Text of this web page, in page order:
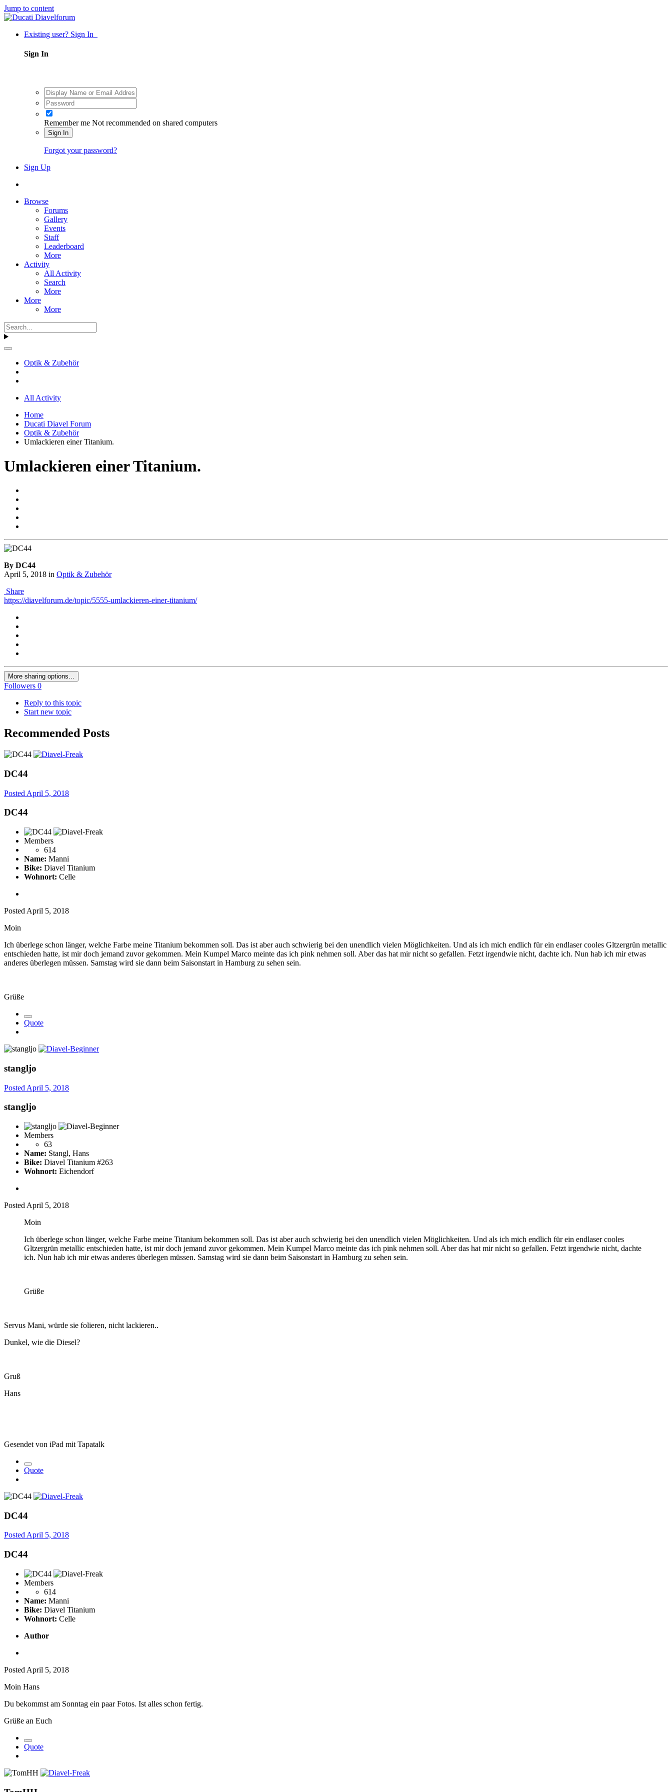
Jump to content
Existing user? Sign In
Sign In
Remember me Not recommended on shared computers
Sign In
Forgot your password?
Sign Up
Browse
Forums
Gallery
Events
Staff
Leaderboard
More
Activity
All Activity
Search
More
More
More
Optik & Zubehör
All Activity
Home
Ducati Diavel Forum
Optik & Zubehör
Umlackieren einer Titanium.
Umlackieren einer Titanium.
By DC44
April 5, 2018 in Optik & Zubehör
Share
https://diavelforum.de/topic/5555-umlackieren-einer-titanium/
More sharing options...
Followers 0
Reply to this topic
Start new topic
Recommended Posts
DC44
Posted April 5, 2018
DC44
Members
614
Name: Manni
Bike: Diavel Titanium
Wohnort: Celle
Posted April 5, 2018
Moin
Ich überlege schon länger, welche Farbe meine Titanium bekommen soll. Das ist aber auch schwierig bei den unendlich vielen Möglichkeiten. Und als ich mich endlich für ein endlaser cooles Gltzergrün metallic
entschieden hatte, ist mir doch jemand zuvor gekommen. Mein Kumpel Marco meinte das ich pink nehmen soll. Aber das hat mir nicht so gefallen. Fetzt irgendwie nicht, dachte ich. Nun hab ich mir etwas
anderes überlegen müssen. Samstag wird sie dann beim Saisonstart in Hamburg zu sehen sein.
Grüße
Quote
stangljo
Posted April 5, 2018
stangljo
Members
63
Name: Stangl, Hans
Bike: Diavel Titanium #263
Wohnort: Eichendorf
Posted April 5, 2018
Moin
Ich überlege schon länger, welche Farbe meine Titanium bekommen soll. Das ist aber auch schwierig bei den unendlich vielen Möglichkeiten. Und als ich mich endlich für ein endlaser cooles
Gltzergrün metallic entschieden hatte, ist mir doch jemand zuvor gekommen. Mein Kumpel Marco meinte das ich pink nehmen soll. Aber das hat mir nicht so gefallen. Fetzt irgendwie nicht, dachte
ich. Nun hab ich mir etwas anderes überlegen müssen. Samstag wird sie dann beim Saisonstart in Hamburg zu sehen sein.
Grüße
Servus Mani, würde sie folieren, nicht lackieren..
Dunkel, wie die Diesel?
Gruß
Hans
Gesendet von iPad mit Tapatalk
Quote
DC44
PostedApril 5, 2018
DC44
Members
614
Name: Manni
Bike: Diavel Titanium
Wohnort: Celle
Author
Posted April 5, 2018
Moin Hans
Du bekommst am Sonntag ein paar Fotos. Ist alles schon fertig.
Grüße an Euch
Quote